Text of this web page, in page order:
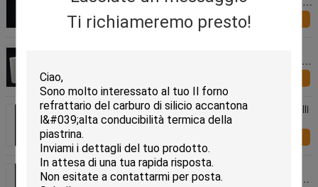
Ti richiameremo presto!
per parti pesanti e ingegneria
Refrattori rettangolari Saggar personalizzare modelli
bianchi o gialli progettati per un lungo periodo in
ambienti ad alta temperatura
Sottile superficie refrattaria sagger che garantisce
una lunga durata adatta per gli ambienti di fusione